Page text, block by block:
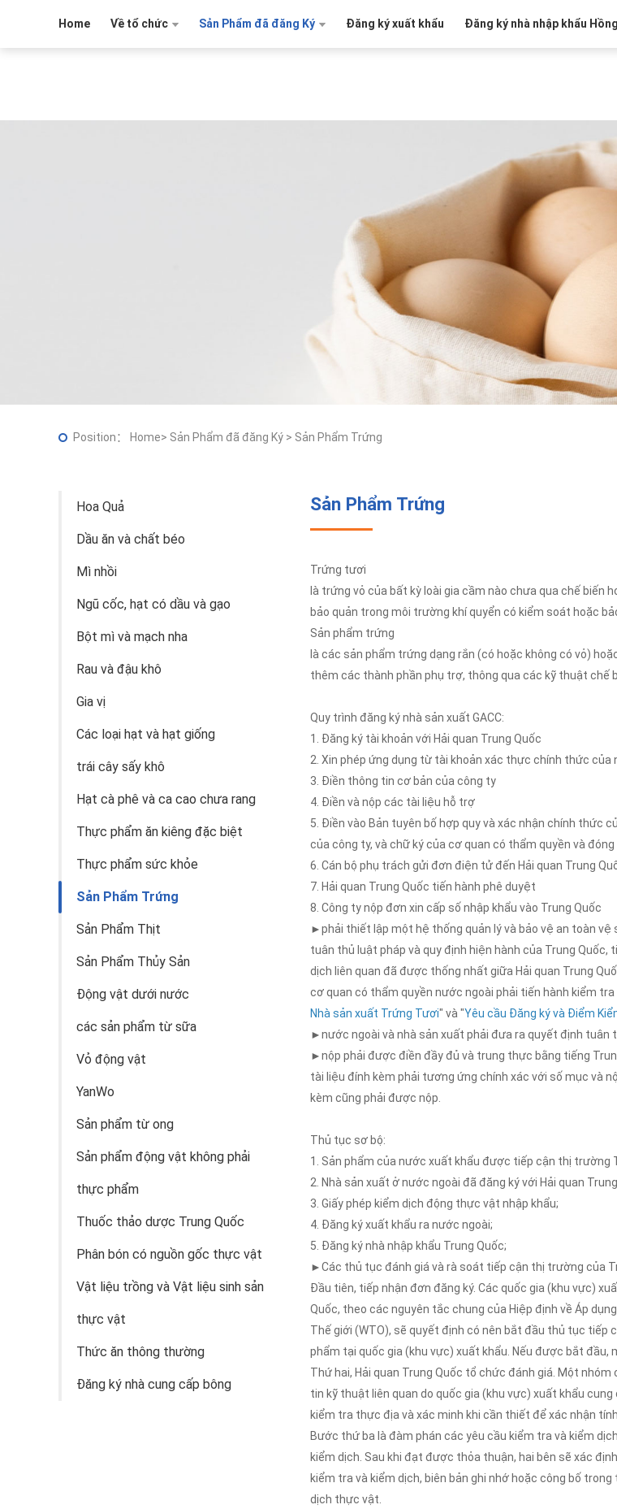
Home Về tổ chức Sản Phẩm đã đăng Ký Đăng ký xuất khẩu Đăng ký nhà nhập khẩu
Position： Home> Sản Phẩm đã đăng Ký > Sản Phẩm Trứng
Hoa Quả
Dầu ăn và chất béo
Mì nhồi
Ngũ cốc, hạt có dầu và gạo
Bột mì và mạch nha
Rau và đậu khô
Gia vị
Các loại hạt và hạt giống
trái cây sấy khô
Hạt cà phê và ca cao chưa rang
Thực phẩm ăn kiêng đặc biệt
Thực phẩm sức khỏe
Sản Phẩm Trứng
Sản Phẩm Thịt
Sản Phẩm Thủy Sản
Động vật dưới nước
các sản phẩm từ sữa
Vỏ động vật
YanWo
Sản phẩm từ ong
Sản phẩm động vật không phải
thực phẩm
Thuốc thảo dược Trung Quốc
Phân bón có nguồn gốc thực vật
Vật liệu trồng và Vật liệu sinh sản
thực vật
Thức ăn thông thường
Đăng ký nhà cung cấp bông
Sản Phẩm Trứng
Trứng tươi
là trứng vỏ của bất kỳ loài gia cầm nào chưa qua chế biến
bảo quản trong môi trường khí quyển có kiểm soát hoặc
Sản phẩm trứng
là các sản phẩm trứng dạng rắn (có hoặc không có vỏ)
thêm các thành phần phụ trợ, thông qua các kỹ thuật chế
Quy trình đăng ký nhà sản xuất GACC:
1. Đăng ký tài khoản với Hải quan Trung Quốc
2. Xin phép ứng dụng từ tài khoản xác thực chính thức của
3. Điền thông tin cơ bản của công ty
4. Điền và nộp các tài liệu hỗ trợ
5. Điền vào Bản tuyên bố hợp quy và xác nhận chính thức
của công ty, và chữ ký của cơ quan có thẩm quyền và
6. Cán bộ phụ trách gửi đơn điện tử đến Hải quan Trung
7. Hải quan Trung Quốc tiến hành phê duyệt
8. Công ty nộp đơn xin cấp số nhập khẩu vào Trung Quốc
►phải thiết lập một hệ thống quản lý và bảo vệ an toàn
tuân thủ luật pháp và quy định hiện hành của Trung
dịch liên quan đã được thống nhất giữa Hải quan Trung
cơ quan có thẩm quyền nước ngoài phải tiến hành kiểm
Nhà sản xuất Trứng Tươi" và "Yêu cầu Đăng ký và Điểm
►nước ngoài và nhà sản xuất phải đưa ra quyết định
►nộp phải được điền đầy đủ và trung thực bằng tiếng
tài liệu đính kèm phải tương ứng chính xác với số mục và
kèm cũng phải được nộp.
Thủ tục sơ bộ:
1. Sản phẩm của nước xuất khẩu được tiếp cận thị trường
2. Nhà sản xuất ở nước ngoài đã đăng ký với Hải quan
3. Giấy phép kiểm dịch động thực vật nhập khẩu;
4. Đăng ký xuất khẩu ra nước ngoài;
5. Đăng ký nhà nhập khẩu Trung Quốc;
►Các thủ tục đánh giá và rà soát tiếp cận thị trường của
Đầu tiên, tiếp nhận đơn đăng ký. Các quốc gia (khu vực)
Quốc, theo các nguyên tắc chung của Hiệp định về Áp
Thế giới (WTO), sẽ quyết định có nên bắt đầu thủ tục
phẩm tại quốc gia (khu vực) xuất khẩu. Nếu được bắt đầu,
Thứ hai, Hải quan Trung Quốc tổ chức đánh giá. Một
tin kỹ thuật liên quan do quốc gia (khu vực) xuất khẩu
kiểm tra thực địa và xác minh khi cần thiết để xác nhận
Bước thứ ba là đàm phán các yêu cầu kiểm tra và kiểm
kiểm dịch. Sau khi đạt được thỏa thuận, hai bên sẽ xác
kiểm tra và kiểm dịch, biên bản ghi nhớ hoặc công bố
dịch thực vật.